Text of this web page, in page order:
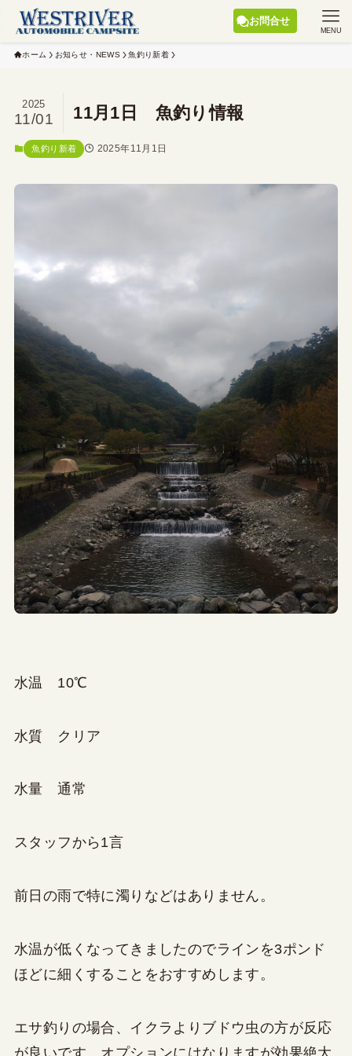
お問合せ
MENU
ホーム お知らせ・NEWS 魚釣り新着
11月1日 魚釣り情報
2025
11/01
魚釣り新着 2025年11月1日
水温 10℃
水質 クリア
水量 通常
スタッフから1言
前日の雨で特に濁りなどはありません。
水温が低くなってきましたのでラインを3ポンド
ほどに細くすることをおすすめします。
エサ釣りの場合、イクラよりブドウ虫の方が反応
が良いです。オプションにはなりますが効果絶大